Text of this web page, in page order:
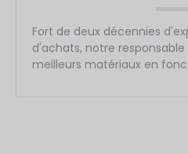
Fort de deux décennies
d'achats, notre
meilleurs matériaux en